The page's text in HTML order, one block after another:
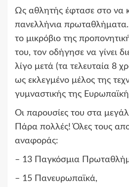
Ως αθλητής έφτασε στο να
πανελλήνια
το μικρόβιο της
του, τον οδήγησε να γίνει
λίγο μετά (τα τελευταία 8
ως εκλεγμένο μέλος της
γυμναστικής της
Οι παρουσίες του στα
Πάρα πολλές! Όλες τους
αναφοράς:
– 13 Παγκόσμια
– 15 Πανευρωπαϊκά,